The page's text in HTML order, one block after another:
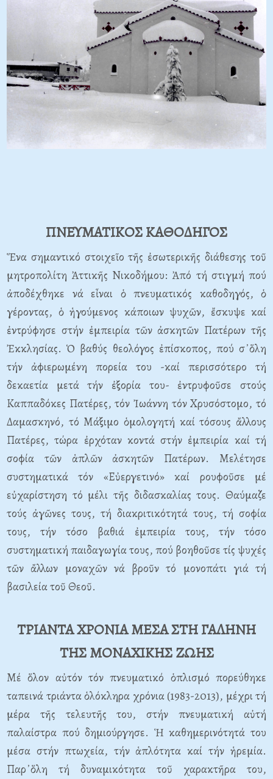
ΠΝΕΥΜΑΤΙΚΟΣ ΚΑΘΟΔΗΓΟΣ
Ἕνα σημαντικό στοιχεῖο τῆς ἐσωτερικῆς διάθεσης τοῦ
μητροπολίτη Ἀττικῆς Νικοδήμου: Ἀπό τή στιγμή πού
ἀποδέχθηκε νά εἶναι ὁ πνευματικός καθοδηγός, ὁ
γέροντας, ὁ ἡγούμενος κάποιων ψυχῶν, ἔσκυψε καί
ἐντρύφησε στήν ἐμπειρία τῶν ἀσκητῶν Πατέρων τῆς
Ἐκκλησίας. Ὁ βαθύς θεολόγος ἐπίσκοπος, πού σ᾿ὅλη
τήν ἀφιερωμένη πορεία του -καί περισσότερο τή
δεκαετία μετά τήν ἐξορία του- ἐντρυφοῦσε στούς
Καππαδόκες Πατέρες, τόν Ἰωάννη τόν Χρυσόστομο, τό
Δαμασκηνό, τό Μάξιμο ὁμολογητή καί τόσους ἄλλους
Πατέρες, τώρα ἐρχόταν κοντά στήν ἐμπειρία καί τή
σοφία τῶν ἁπλῶν ἀσκητῶν Πατέρων. Μελέτησε
συστηματικά τόν «Εὐεργετινό» καί ρουφοῦσε μέ
εὐχαρίστηση τό μέλι τῆς διδασκαλίας τους. Θαύμαζε
τούς ἀγῶνες τους, τή διακριτικότητά τους, τή σοφία
τους, τήν τόσο βαθιά ἐμπειρία τους, τήν τόσο
συστηματική παιδαγωγία τους, πού βοηθοῦσε τίς ψυχές
τῶν ἄλλων μοναχῶν νά βροῦν τό μονοπάτι γιά τή
βασιλεία τοῦ Θεοῦ.
ΤΡΙΑΝΤΑ ΧΡΟΝΙΑ ΜΕΣΑ ΣΤΗ ΓΑΛΗΝΗ
ΤΗΣ ΜΟΝΑΧΙΚΗΣ ΖΩΗΣ
Μέ ὅλον αὐτόν τόν πνευματικό ὁπλισμό πορεύθηκε
ταπεινά τριάντα ὁλόκληρα χρόνια (1983-2013), μέχρι τή
μέρα τῆς τελευτῆς του, στήν πνευματική αὐτή
παλαίστρα πού δημιούργησε. Ἡ καθημερινότητά του
μέσα στήν πτωχεία, τήν ἁπλότητα καί τήν ἡρεμία.
Παρ᾿ὅλη τή δυναμικότητα τοῦ χαρακτῆρα του,